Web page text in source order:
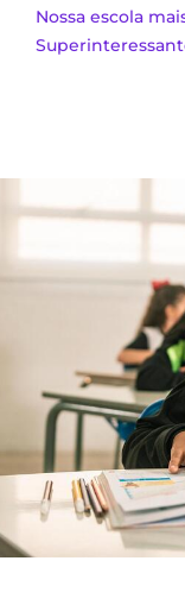
Nossa escola